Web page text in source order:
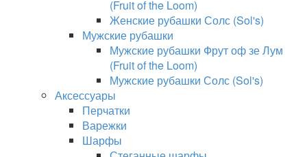
(Fruit of the Loom)
Женские рубашки Солс (Sol's)
Мужские рубашки
Мужские рубашки Фрут оф зе Лум
(Fruit of the Loom)
Мужские рубашки Солс (Sol's)
Аксессуары
Перчатки
Варежки
Шарфы